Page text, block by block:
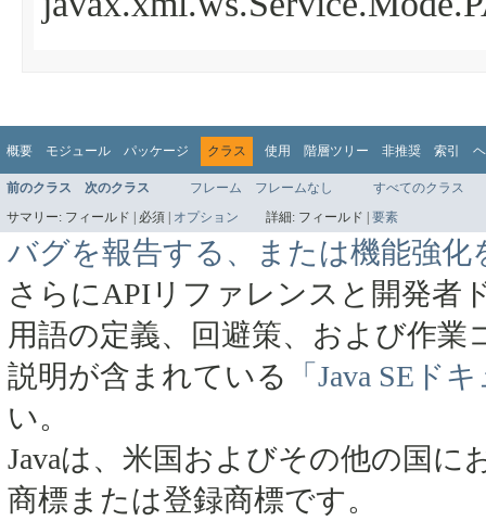
概要 モジュール パッケージ クラス 使用 階層ツリー 非推奨 索引
前のクラス 次のクラス フレーム フレームなし
すべてのクラス
サマリー: フィールド | 必須 | オプション 詳細: フィールド | 要素
バグを報告する、または機能強化
さらにAPIリファレンスと開発者
用語の定義、回避策、および作
説明が含まれている
「Java SEド
い。
Javaは、米国およびその他の国に
商標または登録商標です。